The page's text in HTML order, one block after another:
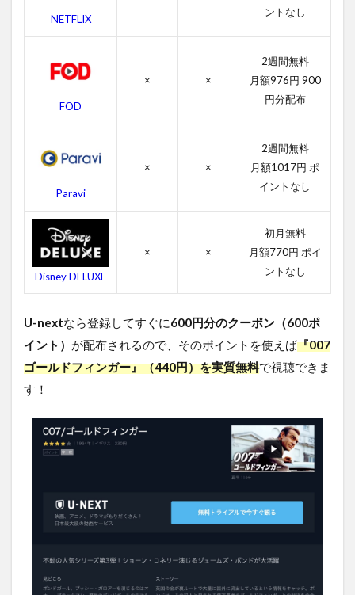
ン
情
007
ルド
フィ
ンガ
ーの
感想
007
ルド
フィ
ス
ト・
吹き
4.3
007
ルド
フィ
ンガ
NETFLIX
ントなし
FOD
× ×
2週間無料
月額976円 900
円分配布
Paravi
× ×
2週間無料
月額1017円 ポ
イントなし
Disney DELUXE
× ×
初月無料
月額770円 ポイ
ントなし
U-nextなら登録してすぐに600円分のクーポン（600ポ
イント） が配布されるので、そのポイントを使えば『007
ゴールドフィンガー』（440円）を実質無料で視聴できま
す！